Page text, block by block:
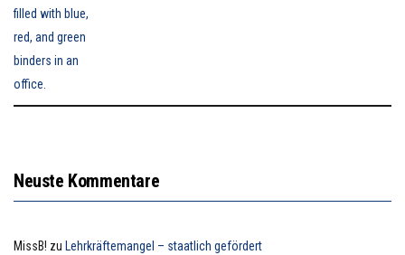
Neuste Kommentare
MissB! zu Lehrkräftemangel – staatlich gefördert